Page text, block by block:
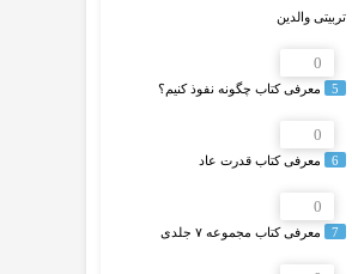
تربیتی والدین
0
5 معرفی کتاب چگونه نفوذ کنیم؟
0
6 معرفی کتاب قدرت عاد
0
7 معرفی کتاب مجموعه ۷ جلدی